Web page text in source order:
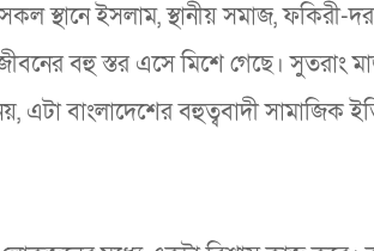
স্থানে ইসলাম, স্থানীয় সমাজ, ফকিরী-
বহু স্তর এসে মিশে গেছে। সুতরাং
বাংলাদেশের বহুত্ববাদী সামাজিক